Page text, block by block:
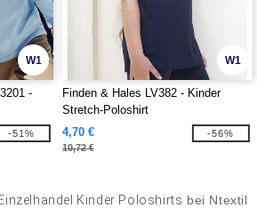
W1
-
-51%
W1
Finden & Hales LV382 - Kinder
Stretch-Poloshirt
4,70 €
10,72 €
-56%
Kinder Poloshirts bei Ntextil